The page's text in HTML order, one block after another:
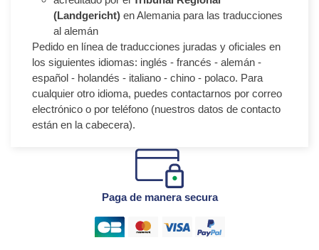
(Landgericht) en Alemania para las traducciones
al alemán
Pedido en línea de traducciones juradas y oficiales en
los siguientes idiomas: inglés - francés - alemán -
español - holandés - italiano - chino - polaco. Para
cualquier otro idioma, puedes contactarnos por correo
electrónico o por teléfono (nuestros datos de contacto
están en la cabecera).
Paga de manera secura